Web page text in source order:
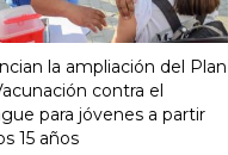
la ampliación del Plan
contra el
para jóvenes a partir
15 años